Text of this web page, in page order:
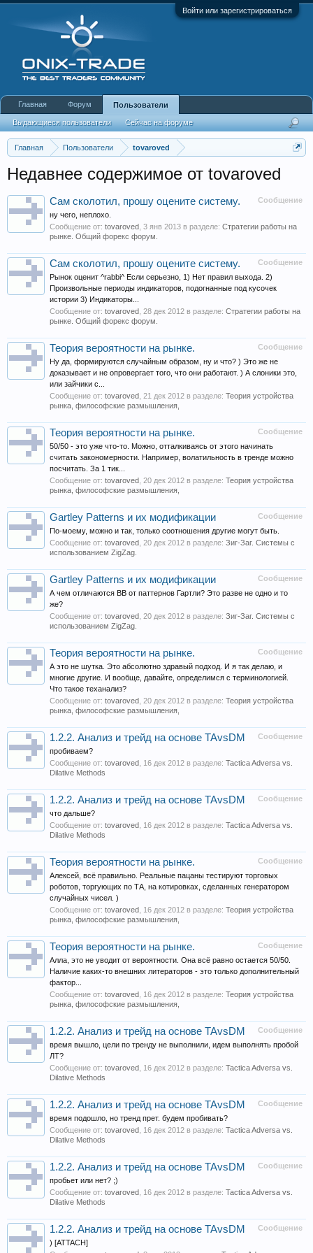
Войти или зарегистрироваться
Главная Пользователи tovaroved
Недавнее содержимое от tovaroved
Сообщение
Сам сколотил, прошу оцените систему.
ну чего, неплохо.
Сообщение от: tovaroved 3 янв 2013 в разделе: Стратегии работы на
рынке. Общий форекс форум.
Сообщение
Сам сколотил, прошу оцените систему.
Рынок оценит ^rabbi^ Если серьезно, 1) Нет правил выхода. 2)
Произвольные периоды индикаторов, подогнанные под кусочек
истории 3) Индикаторы...
Сообщение от: tovaroved 28 дек 2012 в разделе: Стратегии работы на
рынке. Общий форекс форум.
Сообщение
Теория вероятности на рынке.
Ну да, формируются случайным образом, ну и что? ) Это же не
доказывает и не опровергает того, что они работают. ) А слоники это,
или зайчики с...
Сообщение от: tovaroved 21 дек 2012 в разделе: Теория устройства
рынка, философские размышления,
Сообщение
Теория вероятности на рынке.
50/50 - это уже что-то. Можно, отталкиваясь от этого начинать
считать закономерности. Например, волатильность в тренде можно
посчитать. За 1 тик...
Сообщение от: tovaroved 20 дек 2012 в разделе: Теория устройства
рынка, философские размышления,
Сообщение
Gartley Patterns и их модификации
По-моему, можно и так, только соотношения другие могут быть.
Сообщение от: tovaroved 20 дек 2012 в разделе: Зиг-Заг. Системы с
использованием ZigZag.
Сообщение
Gartley Patterns и их модификации
А чем отличаются ВВ от паттернов Гартли? Это разве не одно и то
же?
Сообщение от: tovaroved 20 дек 2012 в разделе: Зиг-Заг. Системы с
использованием ZigZag.
Сообщение
Теория вероятности на рынке.
А это не шутка. Это абсолютно здравый подход. И я так делаю, и
многие другие. И вообще, давайте, определимся с терминологией.
Что такое теханализ?
Сообщение от: tovaroved 20 дек 2012 в разделе: Теория устройства
рынка, философские размышления,
Сообщение
1.2.2. Анализ и трейд на основе TAvsDM
пробиваем?
Сообщение от: tovaroved 16 дек 2012 в разделе: Tactica Adversa vs.
Dilative Methods
Сообщение
1.2.2. Анализ и трейд на основе TAvsDM
что дальше?
Сообщение от: tovaroved 16 дек 2012 в разделе: Tactica Adversa vs.
Dilative Methods
Сообщение
Теория вероятности на рынке.
Алексей, всё правильно. Реальные пацаны тестируют торговых
роботов, торгующих по ТА, на котировках, сделанных генератором
случайных чисел. )
Сообщение от: tovaroved 16 дек 2012 в разделе: Теория устройства
рынка, философские размышления,
Сообщение
Теория вероятности на рынке.
Алла, это не уводит от вероятности. Она всё равно остается 50/50.
Наличие каких-то внешних литераторов - это только дополнительный
фактор...
Сообщение от: tovaroved 16 дек 2012 в разделе: Теория устройства
рынка, философские размышления,
Сообщение
1.2.2. Анализ и трейд на основе TAvsDM
время вышло, цели по тренду не выполнили, идем выполнять пробой
ЛТ?
Сообщение от: tovaroved 16 дек 2012 в разделе: Tactica Adversa vs.
Dilative Methods
Сообщение
1.2.2. Анализ и трейд на основе TAvsDM
время подошло, но тренд прет. будем пробивать?
Сообщение от: tovaroved 16 дек 2012 в разделе: Tactica Adversa vs.
Dilative Methods
Сообщение
1.2.2. Анализ и трейд на основе TAvsDM
пробьет или нет? ;)
Сообщение от: tovaroved 16 дек 2012 в разделе: Tactica Adversa vs.
Dilative Methods
Сообщение
1.2.2. Анализ и трейд на основе TAvsDM
) [ATTACH]
Главная Форум Пользователи
Выдающиеся пользователи Сейчас на форуме
Недавняя активность Новые сообщения профиля